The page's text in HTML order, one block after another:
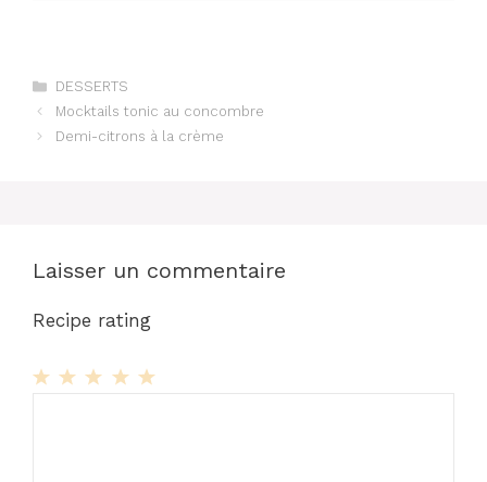
Catégories
DESSERTS
Mocktails tonic au concombre
Demi-citrons à la crème
Laisser un commentaire
Recipe rating